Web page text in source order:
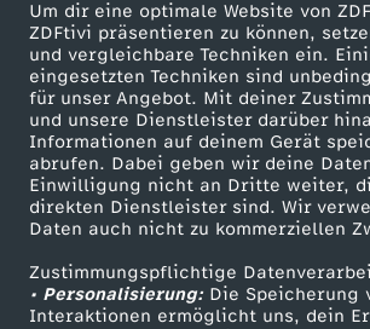
Um dir eine optimale Website von
ZDFtivi präsentieren zu können,
und vergleichbare Techniken ein.
eingesetzten Techniken sind
für unser Angebot. Mit deiner
und unsere Dienstleister darüber
Informationen auf deinem Gerät
abrufen. Dabei geben wir deine
Einwilligung nicht an Dritte weiter,
direkten Dienstleister sind. Wir
Daten auch nicht zu kommerziellen
Zustimmungspflichtige
• Personalisierung:Die Speicherung
Interaktionen ermöglicht uns, dein
-
E
r
k
e
Mehr ZDF
ZDF-Apps
Smart TV
ZDFtext
Livestreams
Sendungen A-Z
Service
ZDFmitreden
Kontakt
Tickets
Hilfe